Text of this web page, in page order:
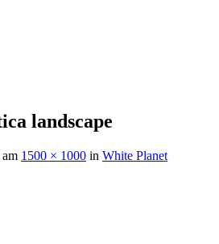
landscape
am 1500 × 1000 in White Planet